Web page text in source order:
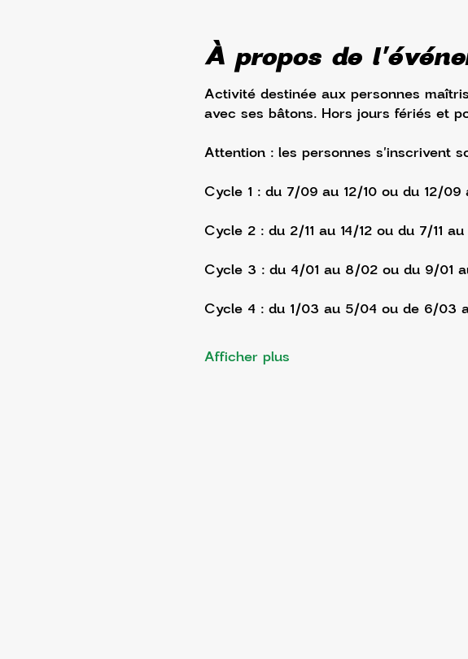
À propos de
Activité destinée aux personnes
avec ses bâtons. Hors jours fériés et
Attention : les personnes s'inscrivent
Cycle 1 : du 7/09 au 12/10 ou du 12/09
Cycle 2 : du 2/11 au 14/12 ou du 7/11
Cycle 3 : du 4/01 au 8/02 ou du 9/01
Cycle 4 : du 1/03 au 5/04 ou de 6/03
Afficher plus